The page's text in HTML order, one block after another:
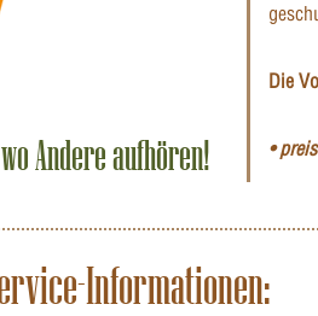
Andere aufhören!
Die
•
Informationen: